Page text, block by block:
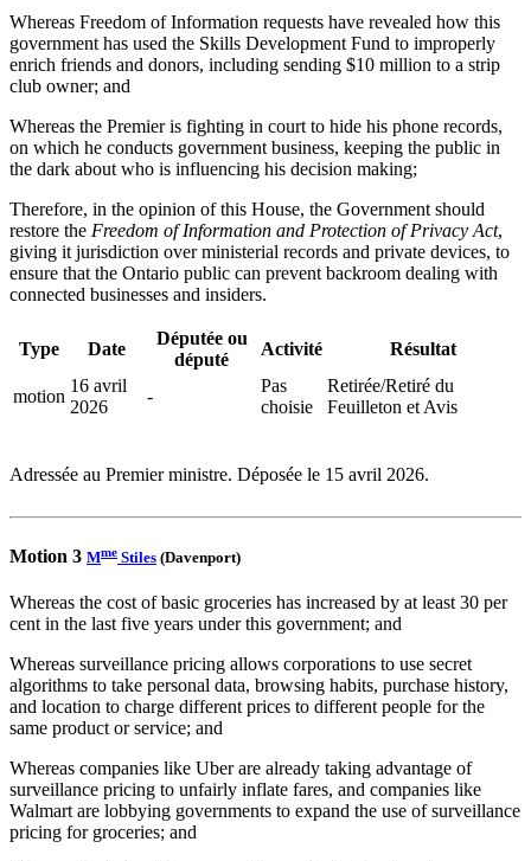
Whereas Freedom of Information requests have revealed how this
government has used the Skills Development Fund to improperly
enrich friends and donors, including sending $10 million to a strip
club owner; and
Whereas the Premier is fighting in court to hide his phone records,
on which he conducts government business, keeping the public in
the dark about who is influencing his decision making;
Therefore, in the opinion of this House, the Government should
restore the Freedom of Information and Protection of Privacy Act,
giving it jurisdiction over ministerial records and private devices, to
ensure that the Ontario public can prevent backroom dealing with
connected businesses and insiders.
Type Date
Députée ou
député
Activité Résultat
motion
16 avril
2026
-
Pas
choisie
Retirée/Retiré du
Feuilleton et Avis
Adressée au Premier ministre. Déposée le 15 avril 2026.
Motion 3 Mme Stiles (Davenport)
Whereas the cost of basic groceries has increased by at least 30 per
cent in the last five years under this government; and
Whereas surveillance pricing allows corporations to use secret
algorithms to take personal data, browsing habits, purchase history,
and location to charge different prices to different people for the
same product or service; and
Whereas companies like Uber are already taking advantage of
surveillance pricing to unfairly inflate fares, and companies like
Walmart are lobbying governments to expand the use of surveillance
pricing for groceries; and